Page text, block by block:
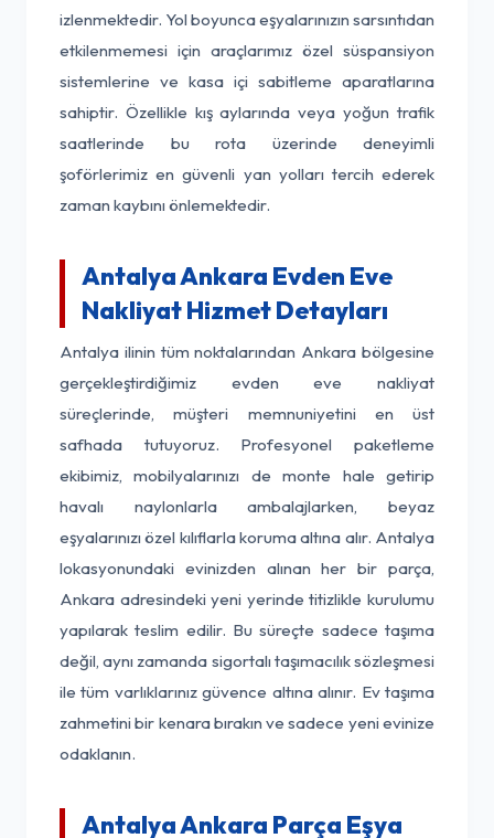
izlenmektedir. Yol boyunca eşyalarınızın sarsıntıdan
etkilenmemesi için araçlarımız özel süspansiyon
sistemlerine ve kasa içi sabitleme aparatlarına
sahiptir. Özellikle kış aylarında veya yoğun trafik
saatlerinde bu rota üzerinde deneyimli
şoförlerimiz en güvenli yan yolları tercih ederek
zaman kaybını önlemektedir.
Antalya Ankara Evden Eve
Nakliyat Hizmet Detayları
Antalya ilinin tüm noktalarından Ankara bölgesine
gerçekleştirdiğimiz evden eve nakliyat
süreçlerinde, müşteri memnuniyetini en üst
safhada tutuyoruz. Profesyonel paketleme
ekibimiz, mobilyalarınızı de monte hale getirip
havalı naylonlarla ambalajlarken, beyaz
eşyalarınızı özel kılıflarla koruma altına alır. Antalya
lokasyonundaki evinizden alınan her bir parça,
Ankara adresindeki yeni yerinde titizlikle kurulumu
yapılarak teslim edilir. Bu süreçte sadece taşıma
değil, aynı zamanda sigortalı taşımacılık sözleşmesi
ile tüm varlıklarınız güvence altına alınır. Ev taşıma
zahmetini bir kenara bırakın ve sadece yeni evinize
odaklanın.
Antalya Ankara Parça Eşya